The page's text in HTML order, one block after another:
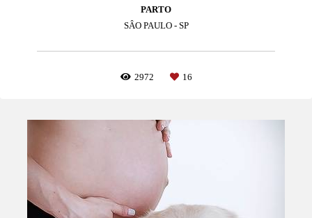
PARTO
SÂO PAULO - SP
2972 16